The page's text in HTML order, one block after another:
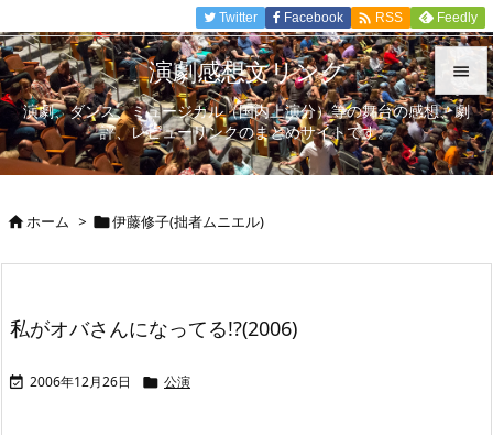


メニュ

Twitter Facebook  RSS Feedly
演劇感想文リンク
演劇、ダンス、ミュージカル（国内上演分）等の舞台の感想、劇
評、レビューリンクのまとめサイトです。
ホーム > 伊藤修子(拙者ムニエル)
私がオバさんになってる!?(2006)
 2006年12月26日  公演